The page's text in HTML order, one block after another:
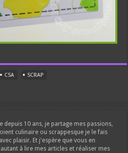
CSA SCRAP
depuis 10 ans, je partage mes passions,
culinaire ou scrappesque je le fais
plaisir. Et j'espère que vous en
à lire mes articles et réaliser mes